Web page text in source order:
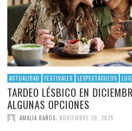
ACTUALIDAD FESTIVALES LESPECTÁCULOS
TARDEO LÉSBICO EN
ALGUNAS OPCIONES
AMALIA BAÑOS NOVIEMBRE 29, 2025